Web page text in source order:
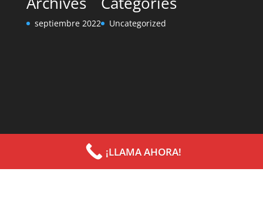
septiembre 2022 Uncategorized
¡LLAMA AHORA!